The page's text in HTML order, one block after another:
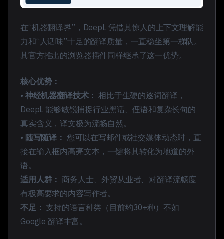
在“机器翻译界”，DeepL 凭借其惊人的上下文理解能
力和“人话味”十足的翻译质量，一直稳坐第一梯队。
其官方推出的浏览器插件同样继承了这一优势。
核心优势：
• 神经机器翻译技术： 相比于生硬的逐词翻译，
DeepL 能够敏锐捕捉行业黑话、俚语和复杂长句的
真实含义，译文极为流畅自然。
• 随写随译： 您可以在写邮件或社交媒体动态时，直
接在输入框内高亮文本，一键将其转化为地道的外
语。
适用人群： 商务人士、外贸从业者、对翻译流畅度
有极高要求的内容写作者。
不足： 支持的语言种类（目前约30+种）不如
Google 翻译丰富。